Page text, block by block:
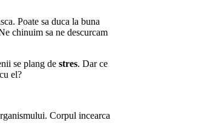
Poate sa duca la buna
chinuim sa ne descurcam
se plang de stres. Dar ce
el?
Corpul incearca